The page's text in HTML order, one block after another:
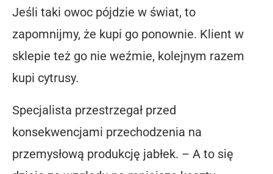
Jeśli taki owoc pójdzie w świat, to
zapomnijmy, że kupi go ponownie. Klient w
sklepie też go nie weźmie, kolejnym razem
kupi cytrusy.
Specjalista przestrzegał przed
konsekwencjami przechodzenia na
przemysłową produkcję jabłek. – A to się